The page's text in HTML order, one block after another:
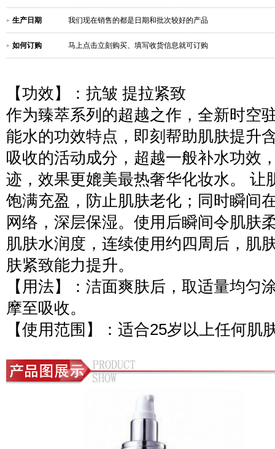
生产日期 我们现在销售的都是日期和批次较好的产品
如何订购 马上点击立刻购买、填写收货信息就可订购
【功效】：抗皱 提拉紧致
作为臻萃系列的超越之作，全新时空
能水的功效特点，即刻帮助肌肤提升
吸收的活动成分，超越一般补水功效
迹，效果更媲美最热奢华化妆水。 让
饱满充盈，防止肌肤老化；同时瞬间
网络，深层保湿。使用后瞬间令肌肤
肌肤水润度，连续使用约四周后，肌
肤紧致能力提升。
【用法】：洁面爽肤后，取适量均匀
摩至吸收。
【使用范围】：适合25岁以上任何肌